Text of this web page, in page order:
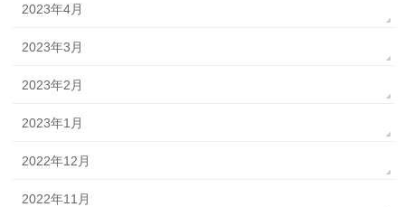
2023年4月
2023年3月
2023年2月
2023年1月
2022年12月
2022年11月